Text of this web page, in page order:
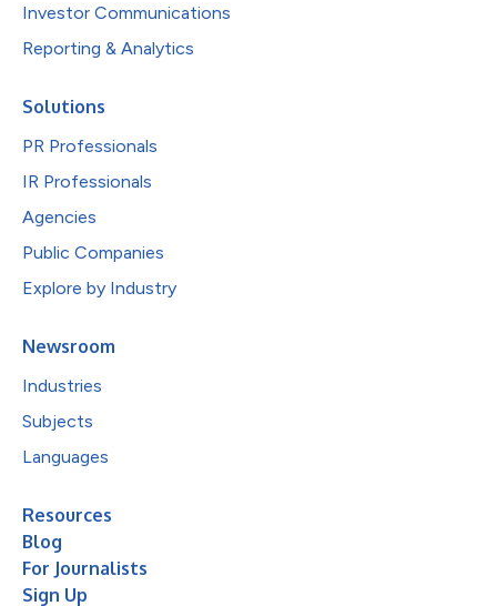
Investor Communications
Reporting & Analytics
Solutions
PR Professionals
IR Professionals
Agencies
Public Companies
Explore by Industry
Newsroom
Industries
Subjects
Languages
Resources
Blog
For Journalists
Sign Up